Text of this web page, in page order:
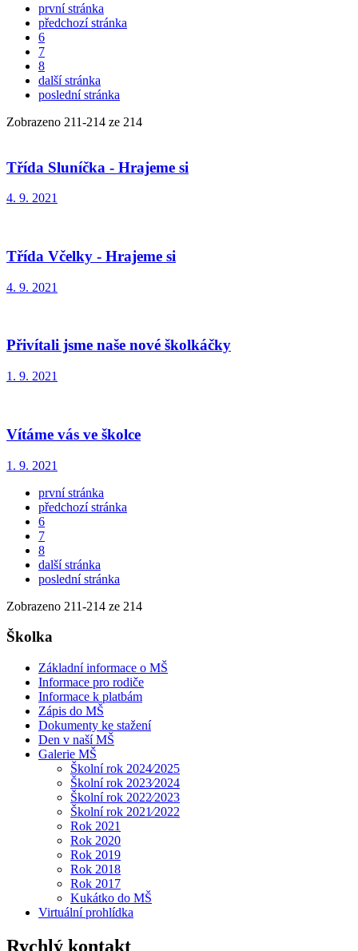
první stránka
předchozí stránka
6
7
8
další stránka
poslední stránka
Zobrazeno 211-214 ze 214
Třída Sluníčka - Hrajeme si
4. 9. 2021
Třída Včelky - Hrajeme si
4. 9. 2021
Přivítali jsme naše nové školkáčky
1. 9. 2021
Vítáme vás ve školce
1. 9. 2021
první stránka
předchozí stránka
6
7
8
další stránka
poslední stránka
Zobrazeno 211-214 ze 214
Školka
Základní informace o MŠ
Informace pro rodiče
Informace k platbám
Zápis do MŠ
Dokumenty ke stažení
Den v naší MŠ
Galerie MŠ
Školní rok 2024⁄2025
Školní rok 2023⁄2024
Školní rok 2022⁄2023
Školní rok 2021⁄2022
Rok 2021
Rok 2020
Rok 2019
Rok 2018
Rok 2017
Kukátko do MŠ
Virtuální prohlídka
Rychlý kontakt